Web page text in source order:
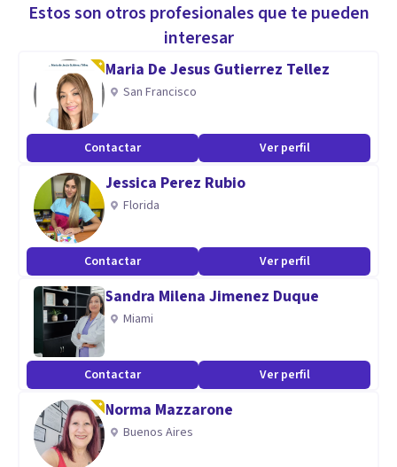
Estos son otros profesionales que te pueden
interesar
Maria De Jesus Gutierrez Tellez
San Francisco
Contactar Ver perfil
Jessica Perez Rubio
Florida
Contactar Ver perfil
Sandra Milena Jimenez Duque
Miami
Contactar Ver perfil
Norma Mazzarone
Buenos Aires